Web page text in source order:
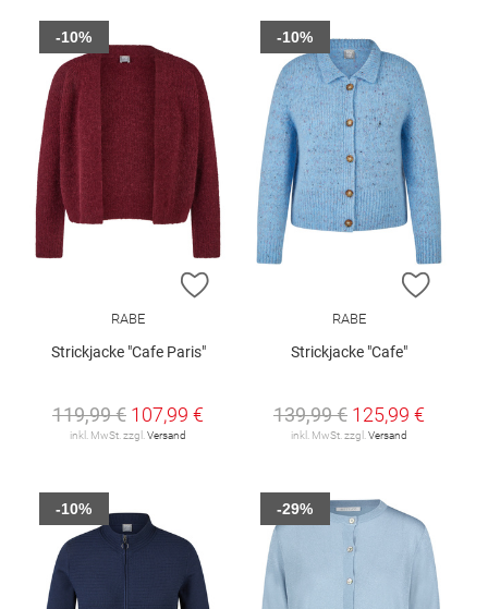
ZUR WUNSCHLISTE HINZUFÜGEN
RABE
Strickjacke "Cafe Paris"
119,99 € 107,99 €
inkl. MwSt. zzgl. Versand
-10%
ZUR
RABE
Strickjacke "Cafe"
139,99 € 125,99 €
inkl. MwSt. zzgl. Versand
-10%
-10% -29%